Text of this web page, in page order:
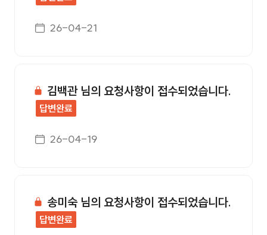
게시일자
26-04-21
김백관 님의 요청사항이 접수되었습니다.
답변완료
게시일자
26-04-19
송미숙 님의 요청사항이 접수되었습니다.
답변완료